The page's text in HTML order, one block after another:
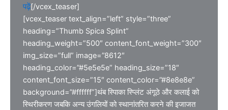
पढ़ें[/vcex_teaser]
[vcex_teaser text_align=”left” style=”three”
heading=”Thumb Spica Splint”
heading_weight=”500″ content_font_weight=”300″
img_size=”full” image=”8612″
heading_color=”#5e5e5e” heading_size=”18″
content_font_size=”15″ content_color=”#8e8e8e”
background=”#ffffff”]थंब स्पािका स्प्लिंट अंगूठे और कलाई को
स्थिरीकरण जबकि अन्य उंगलियों को स्थानांतरित करने की इजाजत